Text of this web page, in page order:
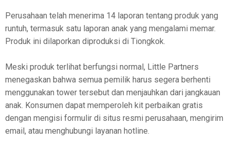
Perusahaan telah menerima 14 laporan tentang produk yang
runtuh, termasuk satu laporan anak yang mengalami memar.
Produk ini dilaporkan diproduksi di Tiongkok.
Meski produk terlihat berfungsi normal, Little Partners
menegaskan bahwa semua pemilik harus segera berhenti
menggunakan tower tersebut dan menjauhkan dari jangkauan
anak. Konsumen dapat memperoleh kit perbaikan gratis
dengan mengisi formulir di situs resmi perusahaan, mengirim
email, atau menghubungi layanan hotline.